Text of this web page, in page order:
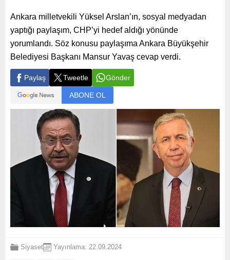
Ankara milletvekili Yüksel Arslan’ın, sosyal medyadan
yaptığı paylaşım, CHP’yi hedef aldığı yönünde
yorumlandı. Söz konusu paylaşıma Ankara Büyükşehir
Belediyesi Başkanı Mansur Yavaş cevap verdi.
Paylaş Tweetle Gönder
ABONE OL
Siyaset Yayınlama: 22.09.2024